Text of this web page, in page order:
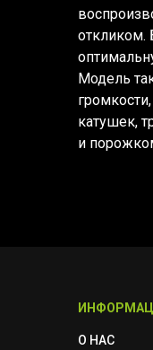
откликом.
Модель
катушек,
и
О НАС